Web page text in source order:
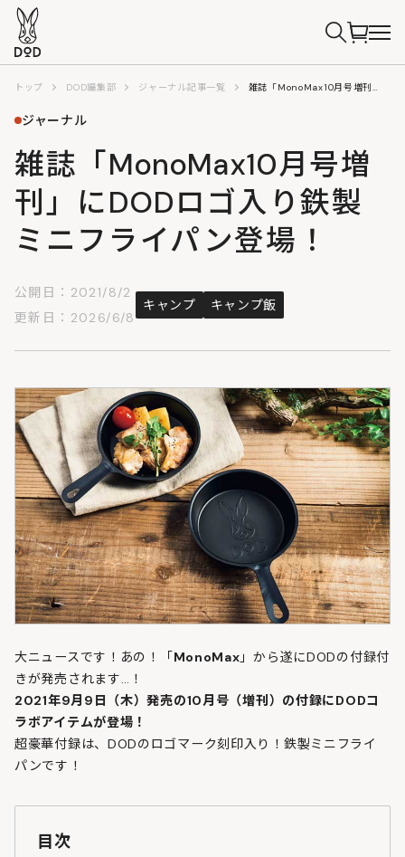
トップ DOD編集部 ジャーナル記事一覧 雑誌「MonoMax10月号増刊」にDODロゴ入り鉄製ミニフライパン登場！
ジャーナル
雑誌「MonoMax10月号増
刊」にDODロゴ入り鉄製
ミニフライパン登場！
公開日：2021/8/2
更新日：2026/6/8
キャンプ キャンプ飯
大ニュースです！あの！「 MonoMax 」から遂にDODの付録付
きが発売されます…！
2021年9月9日（木）発売の10月号（増刊）の付録にDODコ
ラボアイテムが登場！
超豪華付録は、DODのロゴマーク刻印入り！鉄製ミニフライ
パンです！
目次